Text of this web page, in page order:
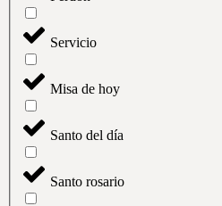
Servicio
Misa de hoy
Santo del día
Santo rosario